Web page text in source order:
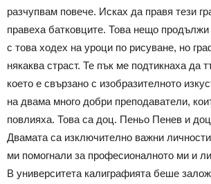
разчупвам повече. Исках да правя тези
правеха батковците. Това нещо
с това ходех на уроци по рисуване, но
някаква страст. Те пък ме подтикнаха да
което е свързано с изобразителното
на двама много добри преподаватели,
повлияха. Това са доц. Пеньо Пенев и
Двамата са изключително важни
ми помогнали за професионалното ми и
В университета калиграфията беше